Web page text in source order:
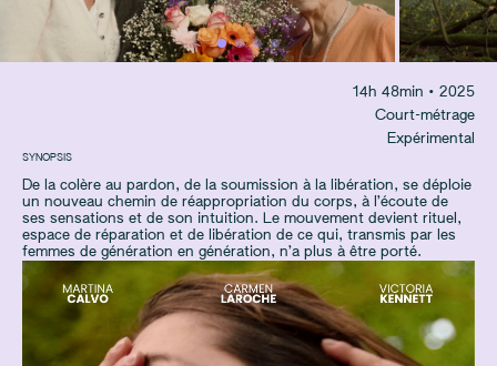
SYNOPSIS
De la colère au pardon, de la soumission à la libération, se déploie
un nouveau chemin de réappropriation du corps, à l’écoute de
ses sensations et de son intuition. Le mouvement devient rituel,
espace de réparation et de libération de ce qui, transmis par les
femmes de génération en génération, n’a plus à être porté.
14h 48min • 2025
Court-métrage
Expérimental